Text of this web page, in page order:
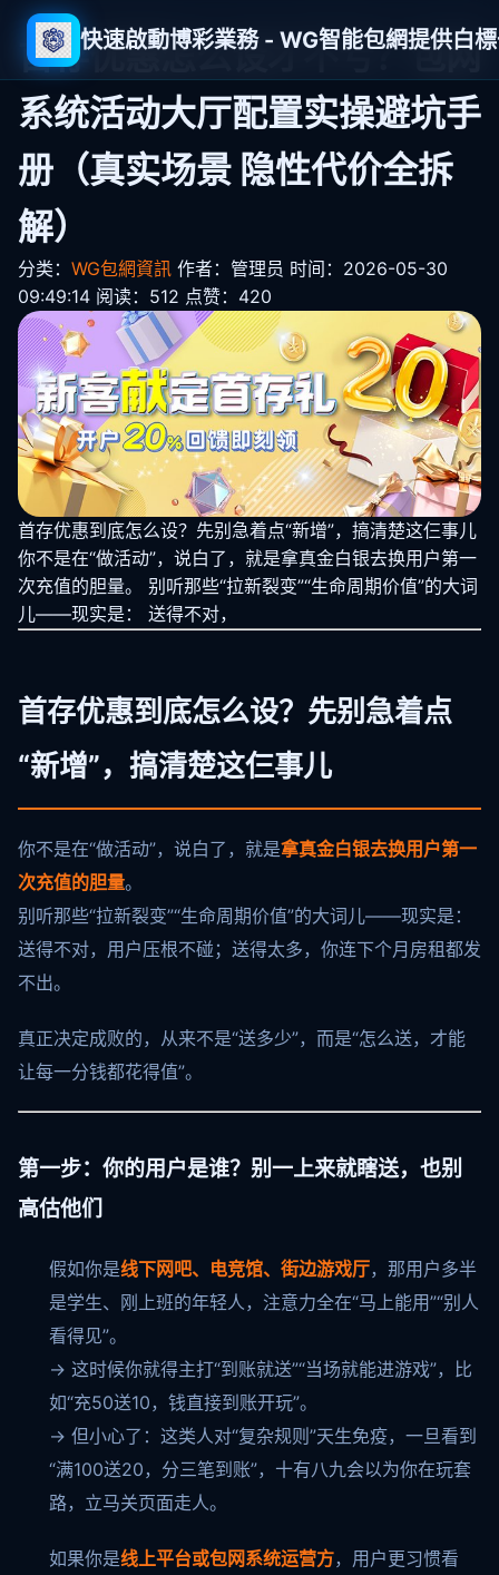
快速啟動博彩業務 - WG智能包網提供白
首存优惠怎么设才不亏？包网
系统活动大厅配置实操避坑手
册（真实场景 隐性代价全拆
解）
分类： WG包網資訊 作者：管理员 时间：2026-05-30
09:49:14 阅读：512 点赞：420
首存优惠到底怎么设？先别急着点“新增”，搞清楚这仨事儿
你不是在“做活动”，说白了，就是拿真金白银去换用户第一
次充值的胆量。 别听那些“拉新裂变”“生命周期价值”的大词
儿——现实是： 送得不对，
首存优惠到底怎么设？先别急着点
“新增”，搞清楚这仨事儿
你不是在“做活动”，说白了，就是拿真金白银去换用户第一
次充值的胆量。
别听那些“拉新裂变”“生命周期价值”的大词儿——现实是：
送得不对，用户压根不碰；送得太多，你连下个月房租都发
不出。
真正决定成败的，从来不是“送多少”，而是“怎么送，才能
让每一分钱都花得值”。
第一步：你的用户是谁？别一上来就瞎送，也别
高估他们
假如你是线下网吧、电竞馆、街边游戏厅，那用户多半
是学生、刚上班的年轻人，注意力全在“马上能用”“别人
看得见”。
→ 这时候你就得主打“到账就送”“当场就能进游戏”，比
如“充50送10，钱直接到账开玩”。
→ 但小心了：这类人对“复杂规则”天生免疫，一旦看到
“满100送20，分三笔到账”，十有八九会以为你在玩套
路，立马关页面走人。
如果你是线上平台或包网系统运营方，用户更习惯看